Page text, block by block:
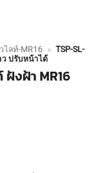
ไลท์-MR16 » TSP-SL-
ว ปรับหน้าได้
ฝังฝ้า MR16